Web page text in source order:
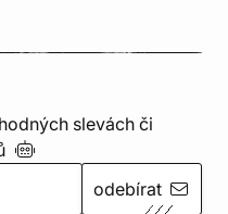
slevách či
odebírat